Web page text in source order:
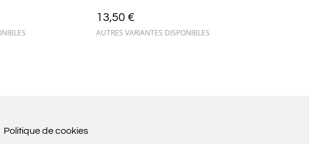
13,50 €
AUTRES VARIANTES DISPONIBLES
Politique de cookies